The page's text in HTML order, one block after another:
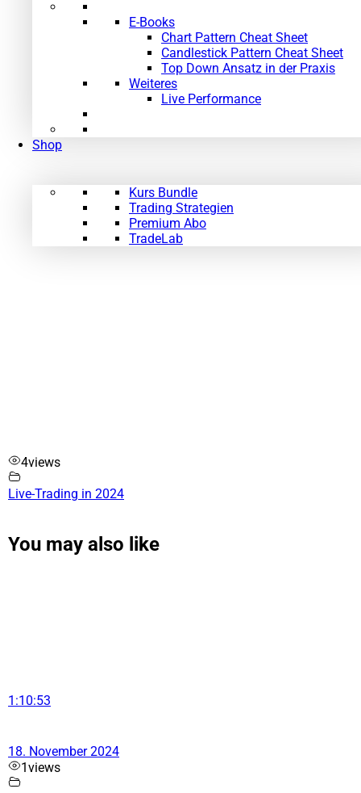
E-Books
Chart Pattern Cheat Sheet
Candlestick Pattern Cheat Sheet
Top Down Ansatz in der Praxis
Weiteres
Live Performance
Shop
Kurs Bundle
Trading Strategien
Premium Abo
TradeLab
4views
Live-Trading in 2024
You may also like
1:10:53
18. November 2024
1views